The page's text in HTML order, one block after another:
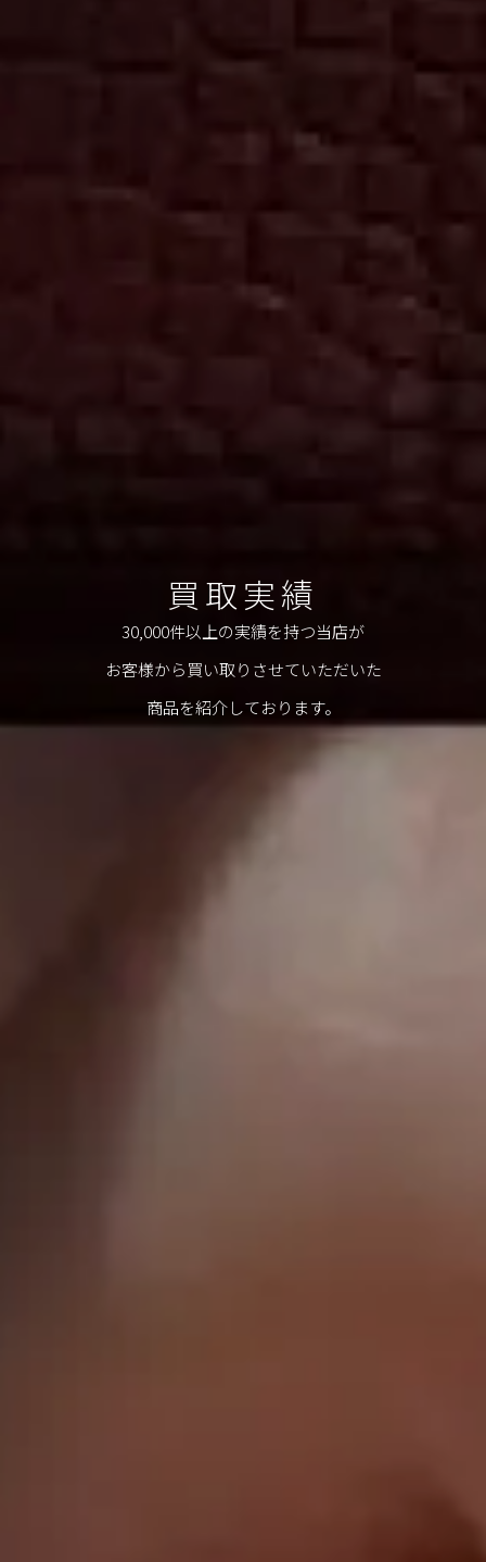
買取実績
30,000件以上の実績を持つ当店が
お客様から買い取りさせていただいた
商品を紹介しております。